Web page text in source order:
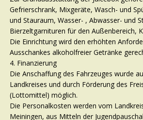
Gefrierschrank, Mixgeräte, Wasch- und
und Stauraum, Wasser- , Abwasser- und
Bierzeltgarnituren für den Außenbereich,
Die Einrichtung wird den erhöhten
Ausschankes alkoholfreier Getränke
4. Finanzierung
Die Anschaffung des Fahrzeuges wurde
Landkreises und durch Förderung des
(Lottomittel) möglich.
Die Personalkosten werden vom
Meiningen, aus Mitteln der